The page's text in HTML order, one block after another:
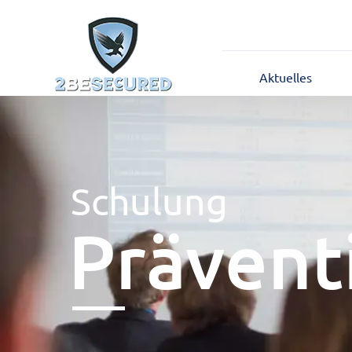
Aktuelles
Schulung